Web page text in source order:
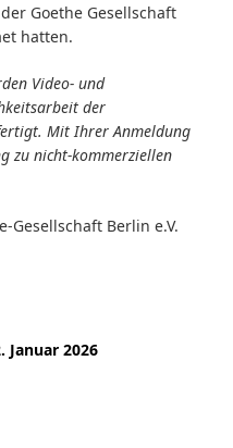
Januar 2026
Goethe Gesellschaft
hatten.
Video- und
der
Mit Ihrer Anmeldung
zu nicht-kommerziellen
Gesellschaft Berlin e.V.